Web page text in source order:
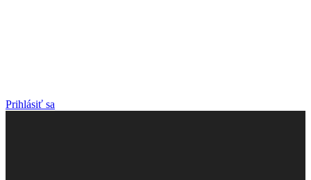
Prihlásiť sa